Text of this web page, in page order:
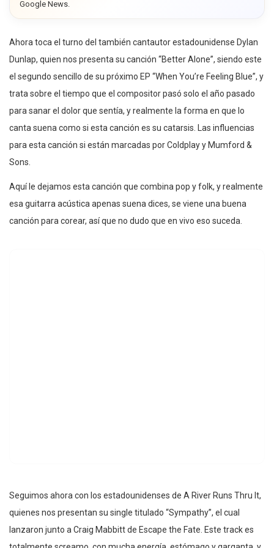
Google News.
Ahora toca el turno del también cantautor estadounidense Dylan
Dunlap, quien nos presenta su canción “Better Alone”, siendo este
el segundo sencillo de su próximo EP “When You’re Feeling Blue”, y
trata sobre el tiempo que el compositor pasó solo el año pasado
para sanar el dolor que sentía, y realmente la forma en que lo
canta suena como si esta canción es su catarsis. Las influencias
para esta canción si están marcadas por Coldplay y Mumford &
Sons.
Aquí le dejamos esta canción que combina pop y folk, y realmente
esa guitarra acústica apenas suena dices, se viene una buena
canción para corear, así que no dudo que en vivo eso suceda.
Seguimos ahora con los estadounidenses de A River Runs Thru It,
quienes nos presentan su single titulado “Sympathy”, el cual
lanzaron junto a Craig Mabbitt de Escape the Fate. Este track es